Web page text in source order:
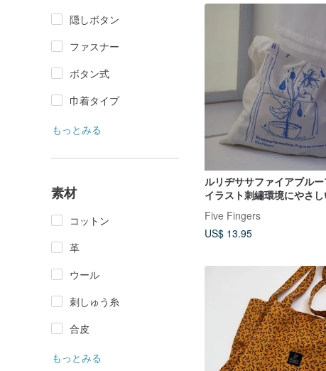
隠しボタン
ファスナー
ボタン式
巾着タイプ
もっとみる
素材
コットン
革
ウール
刺しゅう糸
合皮
もっとみる
ルリヂササファイアブル
イラスト刺繡環境にやさ
ワンショルダー薄手コット
バスバッグ
Five Fingers
US$ 13.95